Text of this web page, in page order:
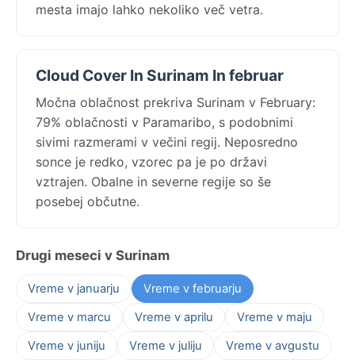
mesta imajo lahko nekoliko več vetra.
Cloud Cover In Surinam In februar
Močna oblačnost prekriva Surinam v February:
79% oblačnosti v Paramaribo, s podobnimi
sivimi razmerami v večini regij. Neposredno
sonce je redko, vzorec pa je po državi
vztrajen. Obalne in severne regije so še
posebej občutne.
Drugi meseci v Surinam
Vreme v januarju
Vreme v februarju
Vreme v marcu
Vreme v aprilu
Vreme v maju
Vreme v juniju
Vreme v juliju Vreme v avgustu